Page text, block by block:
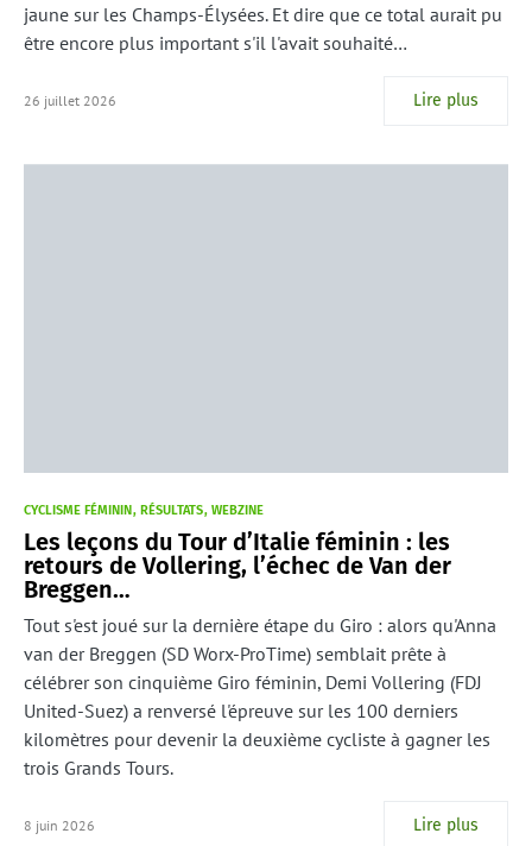
jaune sur les Champs-Élysées. Et dire que ce total aurait pu
être encore plus important s'il l'avait souhaité…
26 juillet 2026 Lire plus
CYCLISME FÉMININ RÉSULTATS WEBZINE
Les leçons du Tour d’Italie féminin : les
retours de Vollering, l’échec de Van der
Breggen…
Tout s'est joué sur la dernière étape du Giro : alors qu'Anna
van der Breggen (SD Worx-ProTime) semblait prête à
célébrer son cinquième Giro féminin, Demi Vollering (FDJ
United-Suez) a renversé l'épreuve sur les 100 derniers
kilomètres pour devenir la deuxième cycliste à gagner les
trois Grands Tours.
8 juin 2026 Lire plus